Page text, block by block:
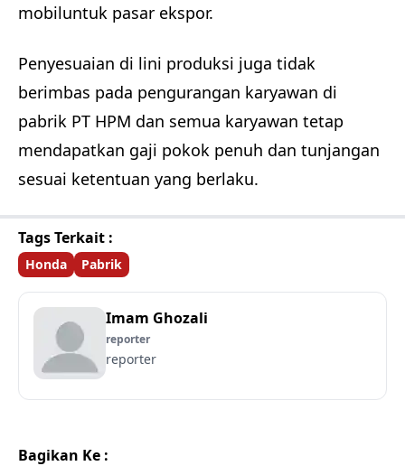
mobiluntuk pasar ekspor.
Penyesuaian di lini produksi juga tidak
berimbas pada pengurangan karyawan di
pabrik PT HPM dan semua karyawan tetap
mendapatkan gaji pokok penuh dan tunjangan
sesuai ketentuan yang berlaku.
Tags Terkait :
Honda Pabrik
Imam Ghozali
reporter
reporter
Bagikan Ke :